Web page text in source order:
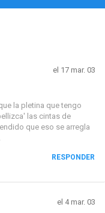
el 17 mar. 03
la pletina que tengo
las cintas de
que eso se arregla
RESPONDER
el 4 mar. 03